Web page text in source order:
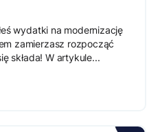
wydatki na modernizację
zamierzasz rozpocząć
składa! W artykule...